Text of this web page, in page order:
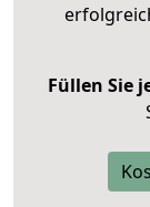
Füllen Sie